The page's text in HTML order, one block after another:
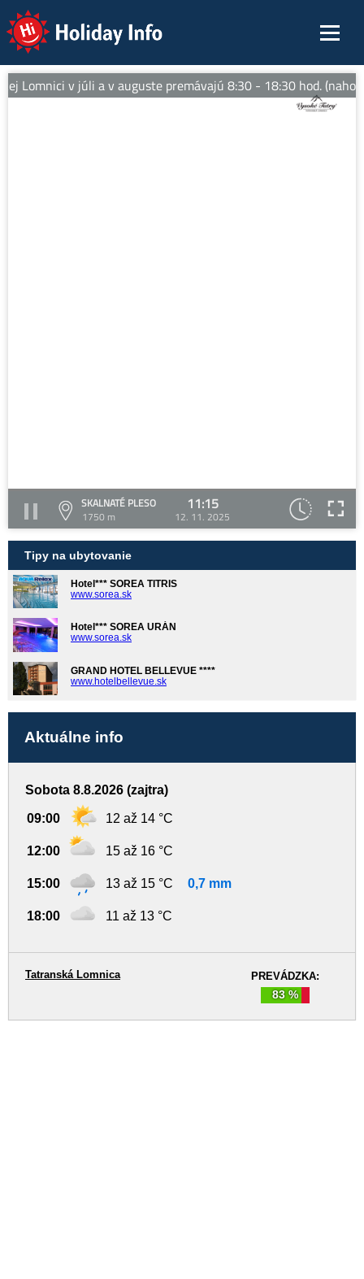
Holiday Info
Lomnici v júli a v auguste premávajú 8:30 - 18:30 hod.
SKALNATÉ PLESO
1750 m
11:15
12. 11. 2025
Tipy na ubytovanie
Hotel*** SOREA TITRIS
www.sorea.sk
Hotel*** SOREA URÁN
www.sorea.sk
GRAND HOTEL BELLEVUE ****
www.hotelbellevue.sk
Aktuálne info
Sobota 8.8.2026 (zajtra)
09:00 12 až 14 °C
12:00 15 až 16 °C
15:00 13 až 15 °C 0,7 mm
18:00 11 až 13 °C
PREVÁDZKA:
83 %
Tatranská Lomnica